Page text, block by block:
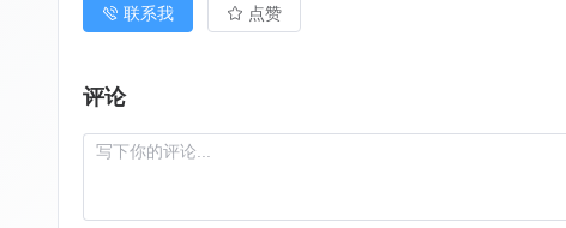
联系我 点赞
评论